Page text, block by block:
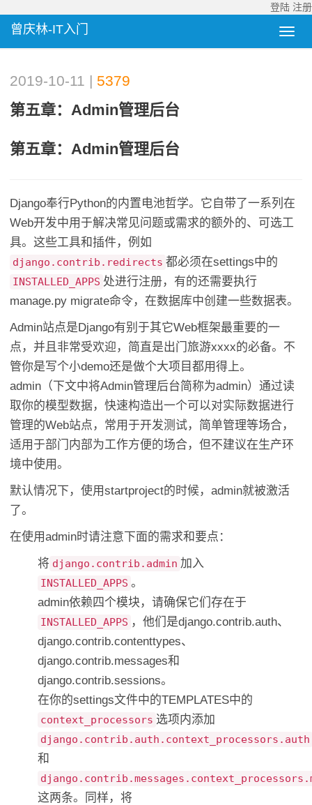
登陆 注册
曾庆林-IT入门
2019-10-11 | 5379
第五章：Admin管理后台
第五章：Admin管理后台
Django奉行Python的内置电池哲学。它自带了一系列在
Web开发中用于解决常见问题或需求的额外的、可选工
具。这些工具和插件，例如
django.contrib.redirects 都必须在settings中的
INSTALLED_APPS 处进行注册，有的还需要执行
manage.py migrate命令，在数据库中创建一些数据表。
Admin站点是Django有别于其它Web框架最重要的一
点，并且非常受欢迎，简直是出门旅游xxxx的必备。不
管你是写个小demo还是做个大项目都用得上。
admin（下文中将Admin管理后台简称为admin）通过读
取你的模型数据，快速构造出一个可以对实际数据进行
管理的Web站点，常用于开发测试，简单管理等场合，
适用于部门内部为工作方便的场合，但不建议在生产环
境中使用。
默认情况下，使用startproject的时候，admin就被激活
了。
在使用admin时请注意下面的需求和要点：
将 django.contrib.admin 加入
INSTALLED_APPS 。
admin依赖四个模块，请确保它们存在于
INSTALLED_APPS ，他们是django.contrib.auth、
django.contrib.contenttypes、
django.contrib.messages和
django.contrib.sessions。
在你的settings文件中的TEMPLATES中的
context_processors 选项内添加
django.contrib.auth.context_processors.auth
和
这两条。同样，将